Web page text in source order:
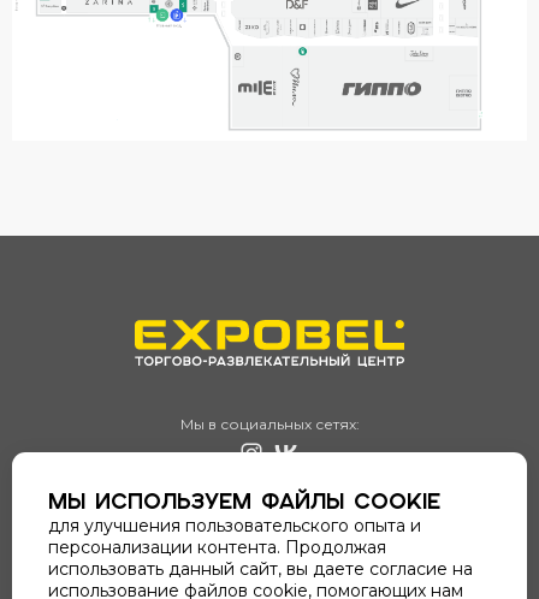
Мы в социальных сетях:
СПЛАНИРОВАТЬ ВИЗИТ
Мы используем файлы cookie
для улучшения пользовательского опыта и
персонализации контента. Продолжая
использовать данный сайт, вы даете согласие на
использование файлов cookie, помогающих нам